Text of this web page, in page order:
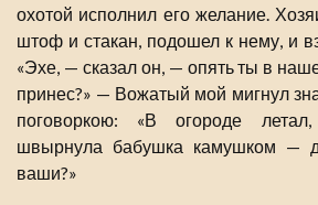
охотой исполнил его желание.
штоф и стакан, подошел к нему, и
«Эхе, — сказал он, — опять ты в
принес?» — Вожатый мой мигнул
поговоркою: «В огороде
швырнула бабушка камушком —
ваши?»